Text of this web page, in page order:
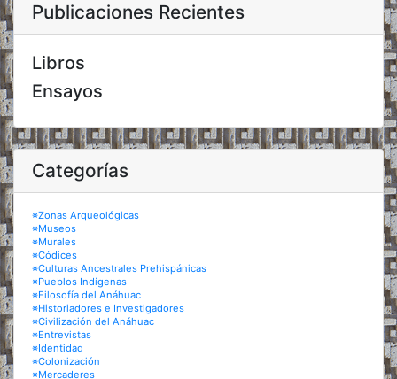
Publicaciones Recientes
Libros
Ensayos
Categorías
※Zonas Arqueológicas
※Museos
※Murales
※Códices
※Culturas Ancestrales Prehispánicas
※Pueblos Indígenas
※Filosofía del Anáhuac
※Historiadores e Investigadores
※Civilización del Anáhuac
※Entrevistas
※Identidad
※Colonización
※Mercaderes